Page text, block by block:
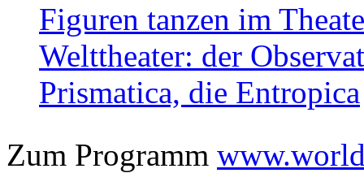
Figuren tanzen im
Welttheater: der
Prismatica, die Entropica
Zum Programm